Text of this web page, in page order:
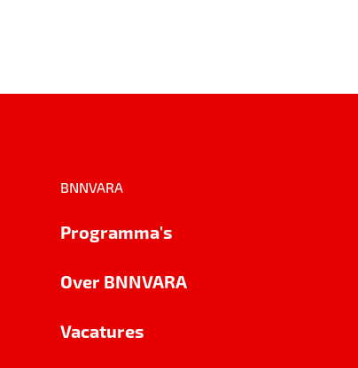
BNNVARA
Programma's
Over BNNVARA
Vacatures